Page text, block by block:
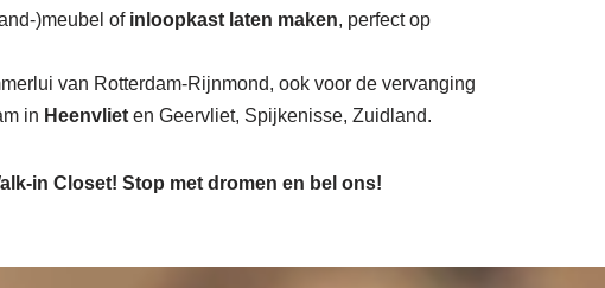
)meubel of inloopkast laten maken, perfect op
van Rotterdam-Rijnmond, ook voor de vervanging
in Heenvliet en Geervliet, Spijkenisse, Zuidland.
in Closet! Stop met dromen en bel ons!